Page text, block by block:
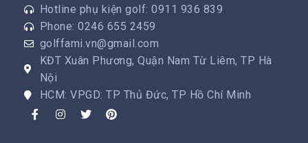
Hotline phụ kiện golf: 0911 936 839
Phone: 0246 655 2459
golffami.vn@gmail.com
KĐT Xuân Phương, Quận Nam Từ Liêm, TP Hà
Nội
HCM: VPGD: TP Thủ Đức, TP Hồ Chí Minh